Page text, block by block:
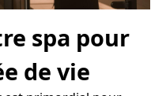
spa pour
de vie